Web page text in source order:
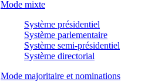
Mode mixte
Système présidentiel
Système parlementaire
Système semi-présidentiel
Système directorial
Mode majoritaire et nominations